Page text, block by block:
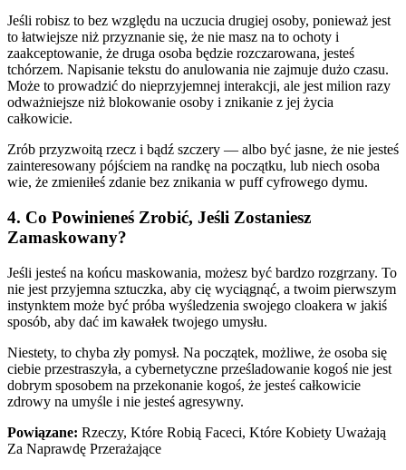
Jeśli robisz to bez względu na uczucia drugiej osoby, ponieważ jest
to łatwiejsze niż przyznanie się, że nie masz na to ochoty i
zaakceptowanie, że druga osoba będzie rozczarowana, jesteś
tchórzem. Napisanie tekstu do anulowania nie zajmuje dużo czasu.
Może to prowadzić do nieprzyjemnej interakcji, ale jest milion razy
odważniejsze niż blokowanie osoby i znikanie z jej życia
całkowicie.
Zrób przyzwoitą rzecz i bądź szczery — albo być jasne, że nie jesteś
zainteresowany pójściem na randkę na początku, lub niech osoba
wie, że zmieniłeś zdanie bez znikania w puff cyfrowego dymu.
4. Co Powinieneś Zrobić, Jeśli Zostaniesz
Zamaskowany?
Jeśli jesteś na końcu maskowania, możesz być bardzo rozgrzany. To
nie jest przyjemna sztuczka, aby cię wyciągnąć, a twoim pierwszym
instynktem może być próba wyśledzenia swojego cloakera w jakiś
sposób, aby dać im kawałek twojego umysłu.
Niestety, to chyba zły pomysł. Na początek, możliwe, że osoba się
ciebie przestraszyła, a cybernetyczne prześladowanie kogoś nie jest
dobrym sposobem na przekonanie kogoś, że jesteś całkowicie
zdrowy na umyśle i nie jesteś agresywny.
Powiązane: Rzeczy, Które Robią Faceci, Które Kobiety Uważają
Za Naprawdę Przerażające